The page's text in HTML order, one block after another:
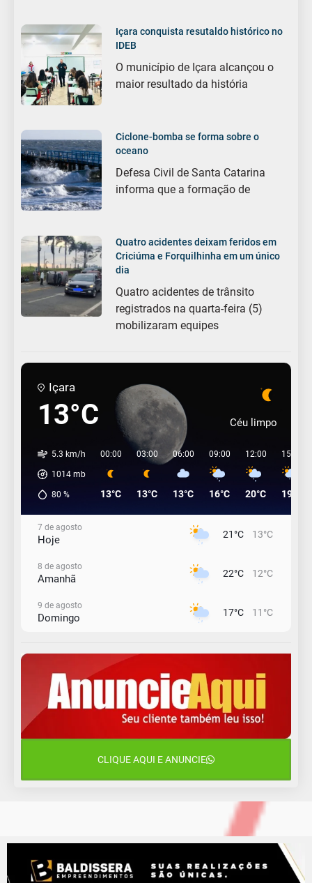
Içara conquista resutaldo histórico no
IDEB
O município de Içara alcançou o
maior resultado da história
Ciclone-bomba se forma sobre o
oceano
Defesa Civil de Santa Catarina
informa que a formação de
Quatro acidentes deixam feridos em
Criciúma e Forquilhinha em um único
dia
Quatro acidentes de trânsito
registrados na quarta-feira (5)
mobilizaram equipes
Içara
13°C Céu limpo
5.3 km/h
1014 mb
80 %
00:00
13°C
03:00
13°C
06:00
13°C
09:00
16°C
12:00
20°C
15:00
19°C
7 de agosto
Hoje 21°C 13°C
8 de agosto
Amanhã 22°C 12°C
9 de agosto
Domingo 17°C 11°C
Segunda-Feira 14°C 10°C
11 de agosto
Terça-Feira
CLIQUE AQUI E ANUNCIE